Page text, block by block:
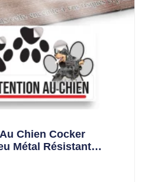
Chien Cocker
Métal Résistant